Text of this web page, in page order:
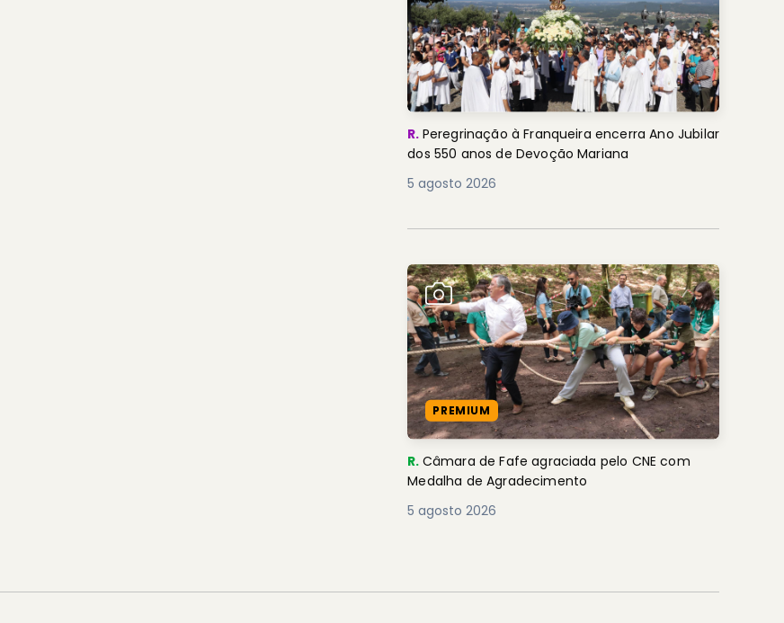
R. Peregrinação à Franqueira encerra Ano Jubilar
dos 550 anos de Devoção Mariana
5 agosto 2026
PREMIUM
R. Câmara de Fafe agraciada pelo CNE com
Medalha de Agradecimento
5 agosto 2026